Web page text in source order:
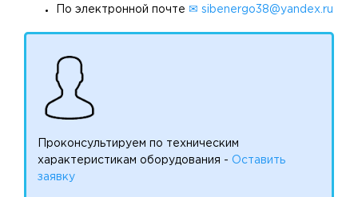
По электронной почте ✉ sibenergo38@yandex.ru
Проконсультируем по техническим
характеристикам оборудования - Оставить
заявку